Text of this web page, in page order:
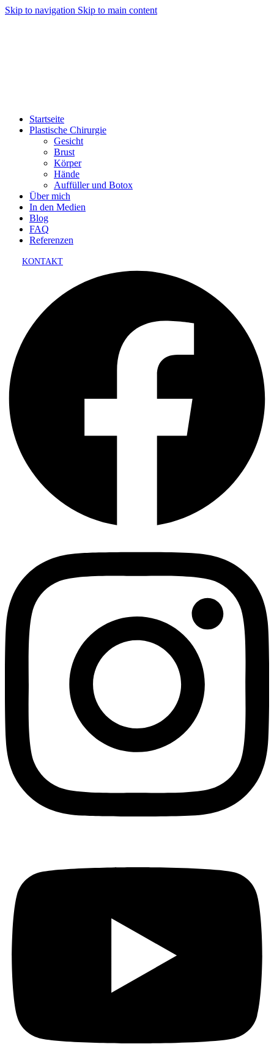
Skip to navigation Skip to main content
Startseite
Plastische Chirurgie
Gesicht
Brust
Körper
Hände
Auffüller und Botox
Über mich
In den Medien
Blog
FAQ
Referenzen
KONTAKT